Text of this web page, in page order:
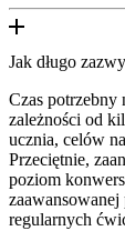
Jak długo
Czas potrzebny
zależności od
ucznia, celów
Przeciętnie,
poziom
regularnych